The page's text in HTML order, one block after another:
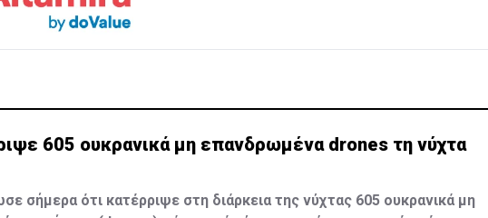
Ρωσία: Κατέρριψε 605 ουκρανικά μη επανδρωμένα drones τη νύχτα
σήμερα ότι κατέρριψε στη διάρκεια της νύχτας 605 ουκρανικά μη